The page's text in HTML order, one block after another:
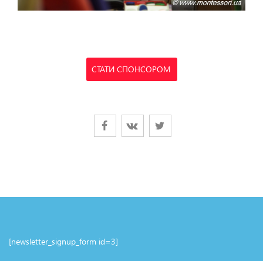
СТАТИ СПОНСОРОМ
[newsletter_signup_form id=3]